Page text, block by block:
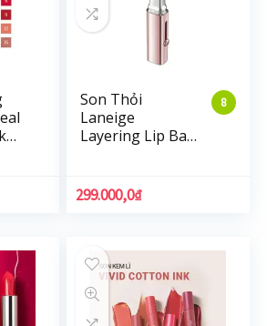
8
Son Thỏi
Laneige
Layering Lip Bar
299.000,0₫